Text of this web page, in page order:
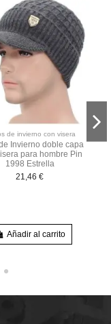
de invierno con visera
Invierno doble capa
para hombre Pin
1998 Estrella
21,46 €
Añadir al carrito